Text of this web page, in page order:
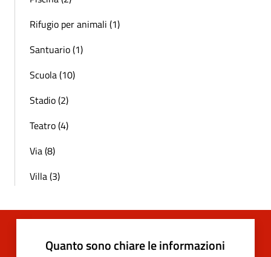
Rifugio per animali (1)
Santuario (1)
Scuola (10)
Stadio (2)
Teatro (4)
Via (8)
Villa (3)
Quanto sono chiare le informazioni